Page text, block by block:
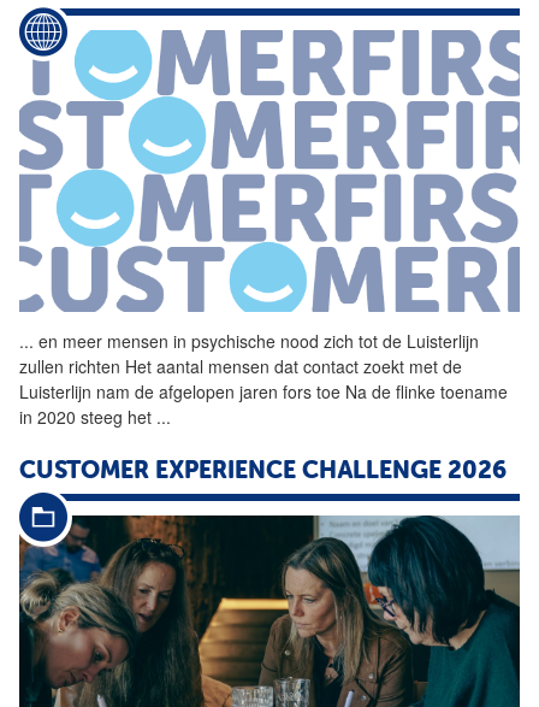
... en meer mensen in psychische nood zich tot de Luisterlijn
zullen richten Het aantal mensen dat contact zoekt met de
Luisterlijn nam de afgelopen jaren fors toe Na de flinke toename
in 2020 steeg het ...
CUSTOMER EXPERIENCE CHALLENGE 2026